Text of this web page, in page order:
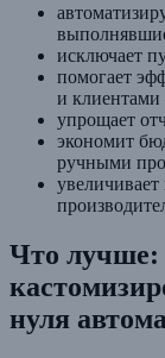
исключает
помогает
и клиентами
упрощает
экономит
ручными
Что лучше:
нуля